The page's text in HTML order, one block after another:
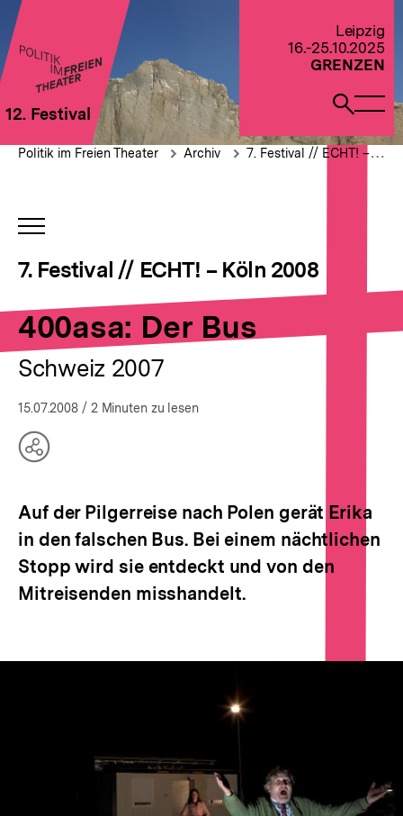
Direkt
zum
Seiteninhalt
springen
12. Festival
Leipzig
16.-25.10.2025
GRENZEN
öffnen
400asa:
Brotkrümelnavigation
Pfadnavigation
Politik im Freien Theater Archiv 7. Festival // ECHT! – Köln 2008
INHALTSNAVIGATION
7. Festival // ECHT! – Köln 2008
400asa: Der Bus
Schweiz 2007
15.07.2008 / 2 Minuten zu lesen
Teilen
Auf der Pilgerreise nach Polen gerät Erika
in den falschen Bus. Bei einem nächtlichen
Stopp wird sie entdeckt und von den
Mitreisenden misshandelt.